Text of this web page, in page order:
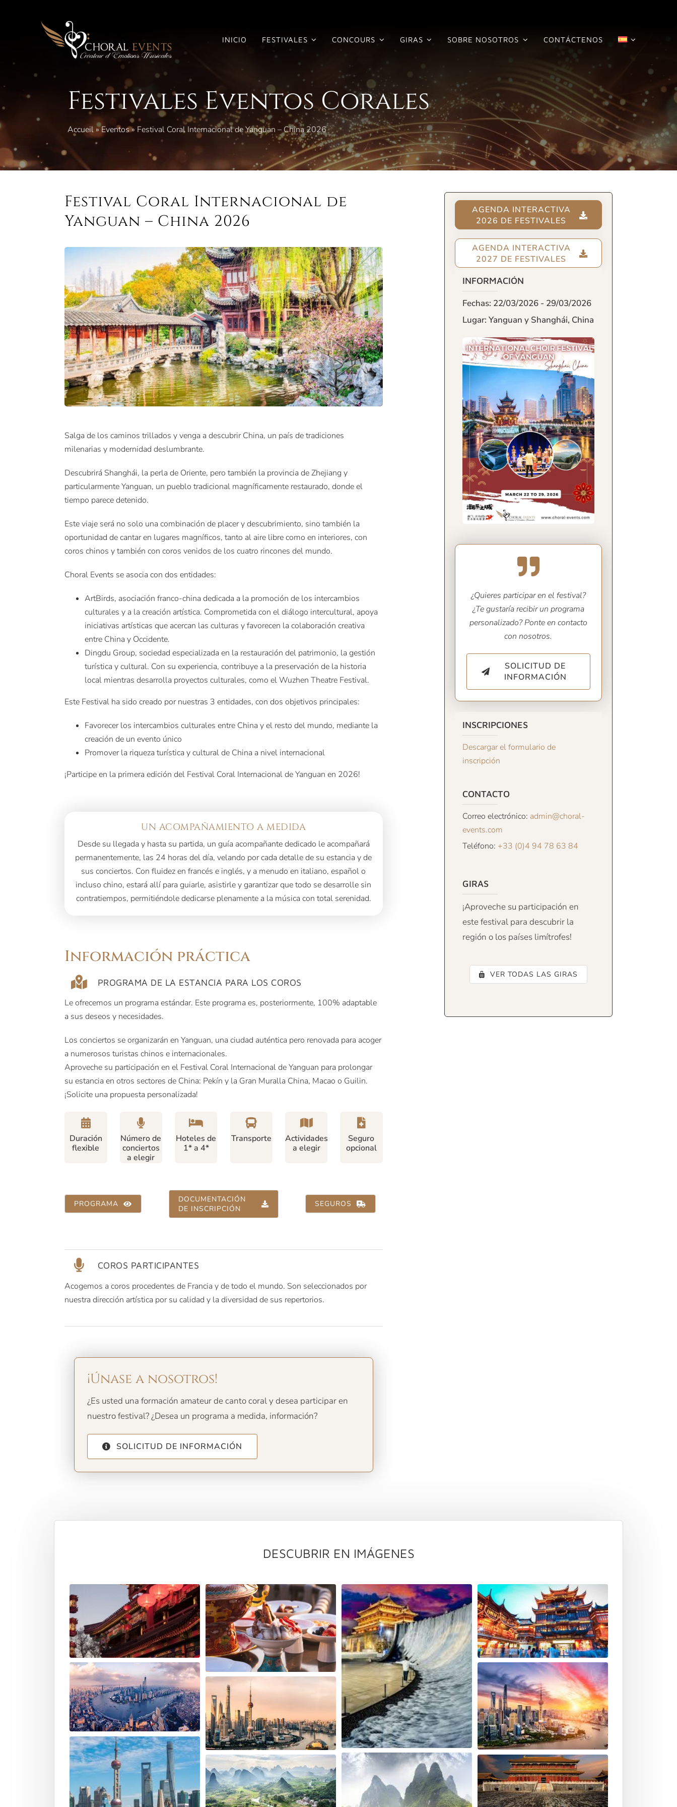
INICIO FESTIVALES CONCOURS GIRAS SOBRE NOSOTROS CONTÁCTENOS
Festivales Eventos Corales
Accueil »Eventos» Festival Coral Internacional de Yanguan – China 2026
Festival Coral Internacional de
Yanguan – China 2026
Salga de los caminos trillados y venga a descubrir China, un país de tradiciones
milenarias y modernidad deslumbrante.
Descubrirá Shanghái, la perla de Oriente, pero también la provincia de Zhejiang y
particularmente Yanguan, un pueblo tradicional magníficamente restaurado, donde el
tiempo parece detenido.
Este viaje será no solo una combinación de placer y descubrimiento, sino también la
oportunidad de cantar en lugares magníficos, tanto al aire libre como en interiores, con
coros chinos y también con coros venidos de los cuatro rincones del mundo.
Choral Events se asocia con dos entidades:
ArtBirds, asociación franco-china dedicada a la promoción de los intercambios
culturales y a la creación artística. Comprometida con el diálogo intercultural, apoya
iniciativas artísticas que acercan las culturas y favorecen la colaboración creativa
entre China y Occidente.
Dingdu Group, sociedad especializada en la restauración del patrimonio, la gestión
turística y cultural. Con su experiencia, contribuye a la preservación de la historia
local mientras desarrolla proyectos culturales, como el Wuzhen Theatre Festival.
Este Festival ha sido creado por nuestras 3 entidades, con dos objetivos principales:
Favorecer los intercambios culturales entre China y el resto del mundo, mediante la
creación de un evento único
Promover la riqueza turística y cultural de China a nivel internacional
¡Participe en la primera edición del Festival Coral Internacional de Yanguan en 2026!
UN ACOMPAÑAMIENTO A MEDIDA
Desde su llegada y hasta su partida, un guía acompañante dedicado le acompañará
permanentemente, las 24 horas del día, velando por cada detalle de su estancia y de
sus conciertos. Con fluidez en francés e inglés, y a menudo en italiano, español o
incluso chino, estará allí para guiarle, asistirle y garantizar que todo se desarrolle sin
contratiempos, permitiéndole dedicarse plenamente a la música con total serenidad.
Información práctica
PROGRAMA DE LA ESTANCIA PARA LOS COROS
Le ofrecemos un programa estándar. Este programa es, posteriormente, 100% adaptable
a sus deseos y necesidades.
Los conciertos se organizarán en Yanguan, una ciudad auténtica pero renovada para acoger
a numerosos turistas chinos e internacionales.
Aproveche su participación en el Festival Coral Internacional de Yanguan para prolongar
su estancia en otros sectores de China: Pekín y la Gran Muralla China, Macao o Guilin.
¡Solicite una propuesta personalizada!
Duración
flexible
Número de
conciertos
a elegir
Hoteles de
1* a 4*
Transporte
Actividades
a elegir
Seguro
opcional
PROGRAMA
DOCUMENTACIÓN
DE INSCRIPCIÓN
SEGUROS
COROS PARTICIPANTES
Acogemos a coros procedentes de Francia y de todo el mundo. Son seleccionados por
nuestra dirección artística por su calidad y la diversidad de sus repertorios.
¡Únase a nosotros!
¿Es usted una formación amateur de canto coral y desea participar en
nuestro festival? ¿Desea un programa a medida, información?
SOLICITUD DE INFORMACIÓN
AGENDA INTERACTIVA
2026 DE FESTIVALES
AGENDA INTERACTIVA
2027 DE FESTIVALES
INFORMACIÓN
Fechas: 22/03/2026 - 29/03/2026
Lugar: Yanguan y Shanghái, China
¿Quieres participar en el festival?
¿Te gustaría recibir un programa
personalizado? Ponte en contacto
con nosotros.
SOLICITUD DE
INFORMACIÓN
INSCRIPCIONES
Descargar el formulario de
inscripción
CONTACTO
Correo electrónico: admin@choral-
events.com
Teléfono: +33 (0)4 94 78 63 84
GIRAS
¡Aproveche su participación en
este festival para descubrir la
región o los países limítrofes!
VER TODAS LAS GIRAS
DESCUBRIR EN IMÁGENES